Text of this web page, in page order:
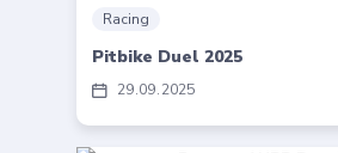
29 09 2025
Racing
Pitbike Duel 2025